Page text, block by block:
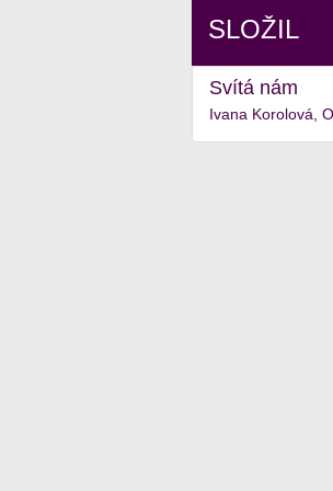
SLOŽIL
Svítá nám
Ivana Korolová,